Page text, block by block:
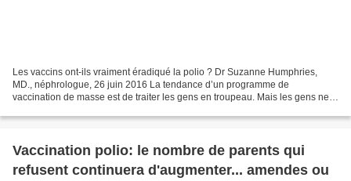
Les vaccins ont-ils vraiment éradiqué la polio ? Dr Suzanne Humphries,
MD., néphrologue, 26 juin 2016 La tendance d’un programme de
vaccination de masse est de traiter les gens en troupeau. Mais les gens ne
Vaccination polio: le nombre de parents qui
refusent continuera d'augmenter... amendes ou